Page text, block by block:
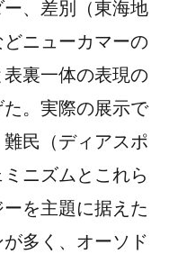
、差別（東海地
ニューカマーの
裏一体の表現の
。実際の展示で
民（ディアスポ
ニズムとこれら
を主題に据えた
多く、オーソド